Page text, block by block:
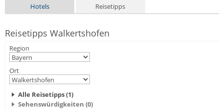
Hotels Reisetipps
Reisetipps Walkertshofen
Region
Ort
Alle Reisetipps (1)
Sehenswürdigkeiten (0)